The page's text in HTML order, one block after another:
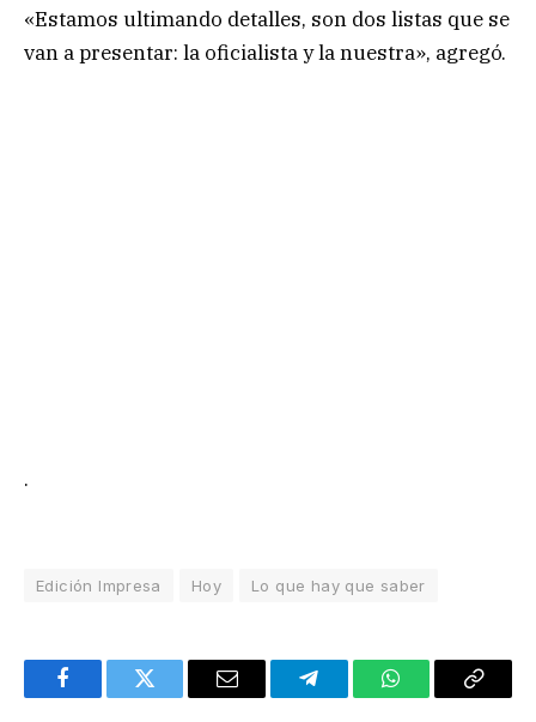
«Estamos ultimando detalles, son dos listas que se
van a presentar: la oficialista y la nuestra», agregó.
.
Edición Impresa Hoy Lo que hay que saber
FacebookTwitter Email TelegramWhatsAppCopy